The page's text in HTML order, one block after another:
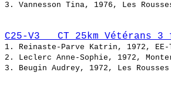
3. Vannesson Tina, 1976,
C25-V3   CT 25km
1. Reinaste-Parve Katrin,
2. Leclerc Anne-Sophie, 1972,
3. Beugin Audrey, 1972,